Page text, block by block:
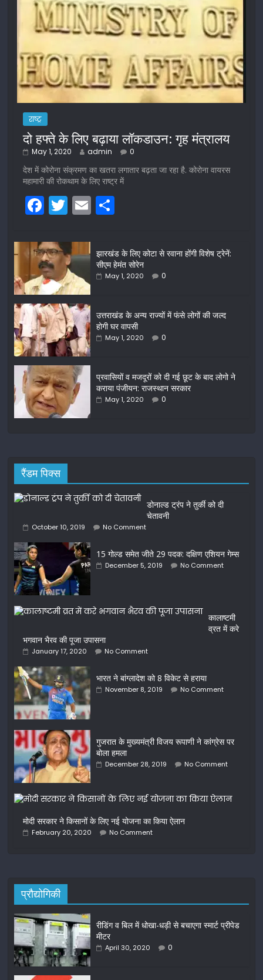
राष्ट्र
दो हफ्ते के लिए बढ़ाया लॉकडाउन: गृह मंत्रालय
May 1, 2020 admin 0
देश में कोरोना संक्रमण का खतरा लगातार बढ़ता जा रहा है. कोरोना वायरस
महामारी की रोकथाम के लिए राष्ट्र में
F
a
c
e
b
o
o
k
T
w
itt
er
E
m
ar
e
झारखंड के लिए कोटा से रवाना होंगी विशेष ट्रेनें:
सीएम हेमंत सोरेन
May 1, 2020 0
उत्तराखंड के अन्य राज्यों में फंसे लोगों की जल्द
होगी घर वापसी
May 1, 2020 0
प्रवासियों व मजदूरों को दी गई छूट के बाद लोगो ने
कराया पंजीयन: राजस्थान सरकार
May 1, 2020 0
रैंडम पिक्स
डोनाल्ड ट्रंप ने तुर्की को दी
चेतावनी
October 10, 2019 No Comment
15 गोल्ड समेत जीते 29 पदक: दक्षिण एशियन गेम्स
December 5, 2019 No Comment
कालाष्टमी
व्रत में करे
भगवान भैरव की पूजा उपासना
January 17, 2020 No Comment
भारत ने बांग्लादेश को 8 विकेट से हराया
November 8, 2019 No Comment
गुजरात के मुख्यमंत्री विजय रूपाणी ने कांग्रेस पर
बोला हमला
December 28, 2019 No Comment
मोदी सरकार ने किसानों के लिए नई योजना का किया ऐलान
February 20, 2020 No Comment
प्रौद्योगिकी
रीडिंग व बिल में धोखा-धड़ी से बचाएगा स्मार्ट प्रीपेड
मीटर
April 30, 2020 0